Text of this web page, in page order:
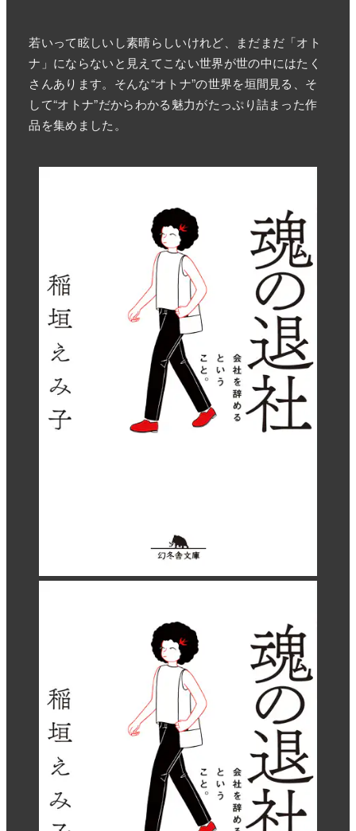
若いって眩しいし素晴らしいけれど、まだまだ「オト
ナ」にならないと見えてこない世界が世の中にはたく
さんあります。そんな“オトナ”の世界を垣間見る、そ
して“オトナ”だからわかる魅力がたっぷり詰まった作
品を集めました。